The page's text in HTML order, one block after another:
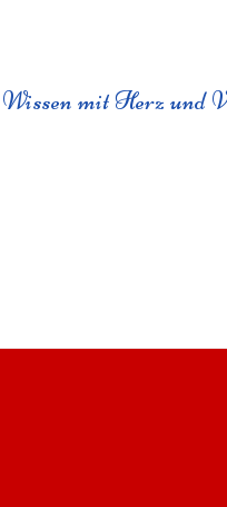
Wissen mit Herz und